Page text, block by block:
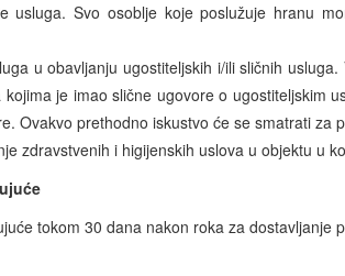
usluga. Svo osoblje koje poslužuje hranu
u obavljanju ugostiteljskih i/ili sličnih
je imao slične ugovore o ugostiteljskim
Ovakvo prethodno iskustvo će se smatrati za
zdravstvenih i higijenskih uslova u objektu u
tokom 30 dana nakon roka za dostavljanje